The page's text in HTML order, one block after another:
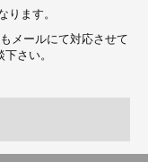
ります。
メールにて対応させて
さい。